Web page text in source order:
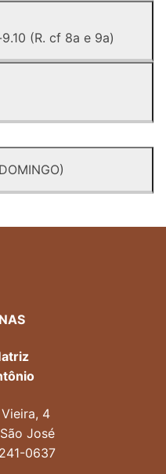
(R. cf 8a e 9a)
4
José
0637